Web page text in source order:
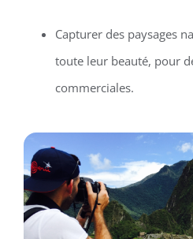
Capturer des paysages
toute leur beauté, pour
commerciales.